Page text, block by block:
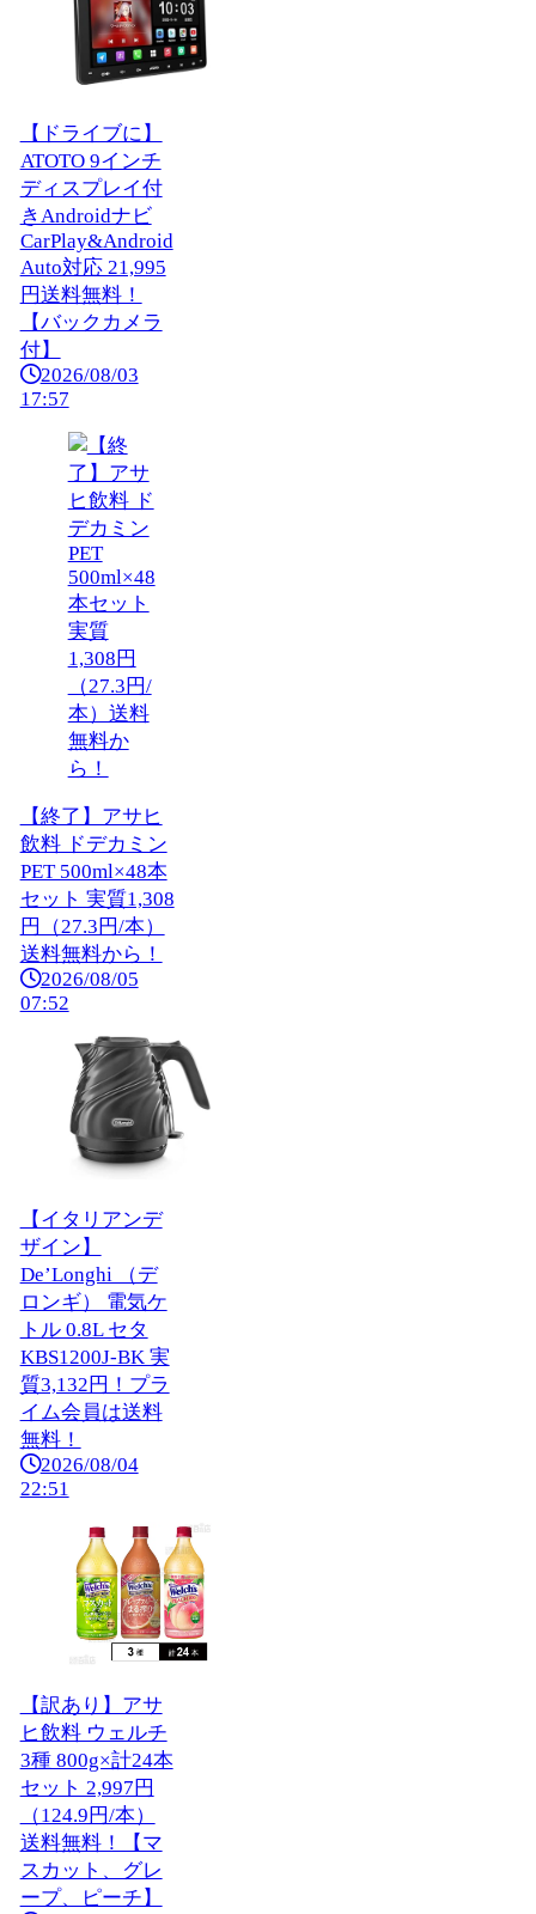
【ドライブに】
ATOTO 9インチ
ディスプレイ付
きAndroidナビ
CarPlay&Android
Auto対応 21,995
円送料無料！
【バックカメラ
付】
2026/08/03
17:57
【終了】アサヒ
飲料 ドデカミン
PET 500ml×48本
セット 実質1,308
円（27.3円/本）
送料無料から！
2026/08/05
07:52
【イタリアンデ
ザイン】
De’Longhi （デ
ロンギ） 電気ケ
トル 0.8L セタ
KBS1200J-BK 実
質3,132円！プラ
イム会員は送料
無料！
2026/08/04
22:51
【訳あり】アサ
ヒ飲料 ウェルチ
3種 800g×計24本
セット 2,997円
（124.9円/本）
送料無料！【マ
スカット、グレ
ープ、ピーチ】